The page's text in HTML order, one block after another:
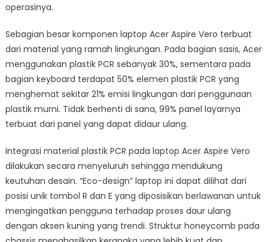
operasinya.
Sebagian besar komponen laptop Acer Aspire Vero terbuat
dari material yang ramah lingkungan. Pada bagian sasis, Acer
menggunakan plastik PCR sebanyak 30%, sementara pada
bagian keyboard terdapat 50% elemen plastik PCR yang
menghemat sekitar 21% emisi lingkungan dari penggunaan
plastik murni. Tidak berhenti di sana, 99% panel layarnya
terbuat dari panel yang dapat didaur ulang.
Integrasi material plastik PCR pada laptop Acer Aspire Vero
dilakukan secara menyeluruh sehingga mendukung
keutuhan desain. “Eco-design” laptop ini dapat dilihat dari
posisi unik tombol R dan E yang diposisikan berlawanan untuk
mengingatkan pengguna terhadap proses daur ulang
dengan aksen kuning yang trendi. Struktur honeycomb pada